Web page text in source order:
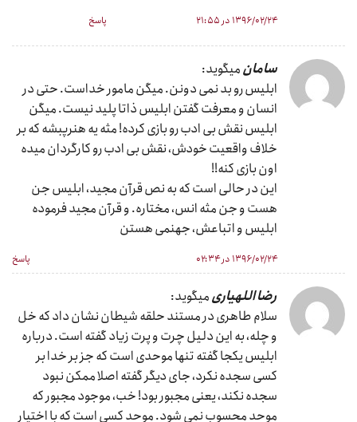
۱۳۹۶/۰۲/۲۴ در ۲۱:۵۵ پاسخ
سامانمیگوید:
ابلیس رو بد نمی دونن. میگن مامور خداست. حتی در
انسان و معرفت گفتن ابلیس ذاتا پلید نیست. میگن
ابلیس نقش بی ادب رو بازی کرده! مثه یه هنرپبشه که بر
خلاف واقعیت خودش، نقش بی ادب رو کارگردان میده
اون بازی کنه!!
این در حالی است که به نص قرآن مجید، ابلیس جن
هست و جن مثه انس، مختاره. و قرآن مجید فرموده
ابلیس و اتباعش، جهنمی هستن
۱۳۹۶/۰۲/۲۴ در ۰۲:۳۴ پاسخ
رضا اللهیاریمیگوید:
سلام طاهری در مستند حلقه شیطان نشان داد که خل
و چله، به این دلیل چرت و پرت زیاد گفته است. درباره
ابلیس یکجا گفته تنها موحدی است که جز بر خدا بر
کسی سجده نکرد، جای دیگر گفته اصلا ممکن نبود
سجده نکند، یعنی مجبور بود! خب، موجود مجبور که
موحد محسوب نمی شود. موحد کسی است که با اختیار